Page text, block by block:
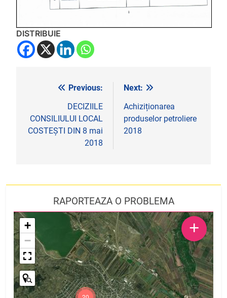
DISTRIBUIE
Navigare
articole
Previous:
DECIZIILE
CONSILIULUI LOCAL
COSTEȘTI DIN 8 mai
2018
Next:
Achiziționarea
produselor petroliere
2018
RAPORTEAZA O PROBLEMA
+
−
+